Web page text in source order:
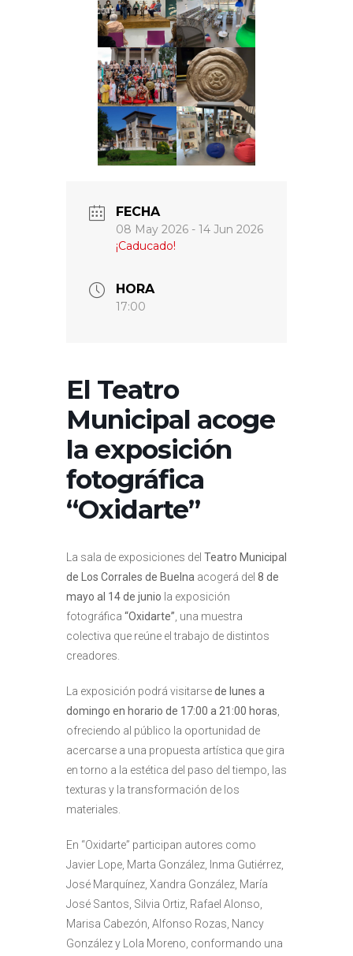
FECHA
08 May 2026 - 14 Jun 2026
¡Caducado!
HORA
17:00
El Teatro
Municipal acoge
la exposición
fotográfica
“Oxidarte”
La sala de exposiciones del Teatro Municipal
de Los Corrales de Buelna acogerá del 8 de
mayo al 14 de junio la exposición
fotográfica “Oxidarte” , una muestra
colectiva que reúne el trabajo de distintos
creadores.
La exposición podrá visitarsede lunes a
domingo en horario de 17:00 a 21:00 horas
ofreciendo al público la oportunidad de
acercarse a una propuesta artística que gira
en torno a la estética del paso del tiempo, las
texturas y la transformación de los
materiales.
En “Oxidarte” participan autores como
Javier Lope, Marta González, Inma Gutiérrez,
José Marquínez, Xandra González, María
José Santos, Silvia Ortiz, Rafael Alonso,
Marisa Cabezón, Alfonso Rozas, Nancy
González y Lola Moreno, conformando una